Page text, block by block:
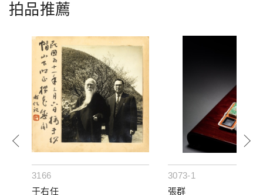
拍品推薦
3166
于右任
3073-1
張群